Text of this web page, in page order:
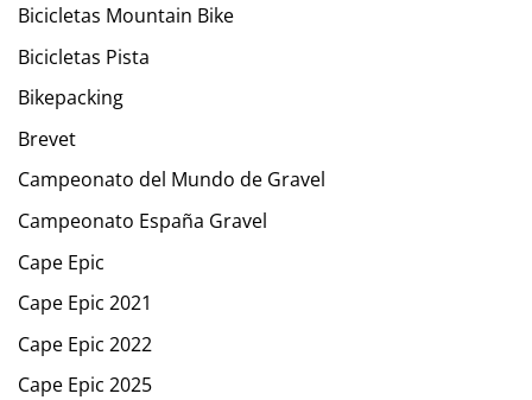
Bicicletas Mountain Bike
Bicicletas Pista
Bikepacking
Brevet
Campeonato del Mundo de Gravel
Campeonato España Gravel
Cape Epic
Cape Epic 2021
Cape Epic 2022
Cape Epic 2025